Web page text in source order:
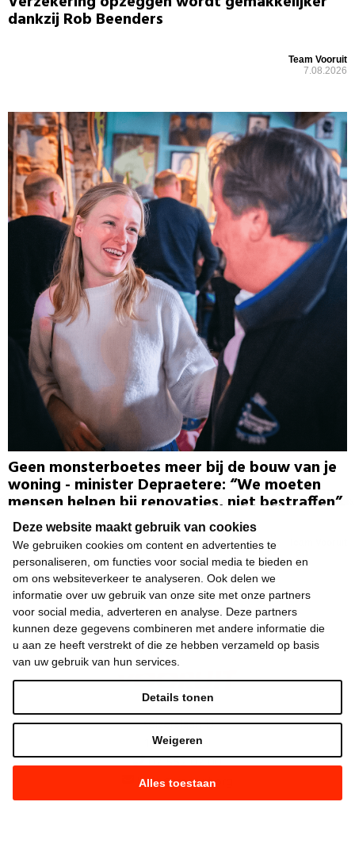
Deze website maakt gebruik van cookies
We gebruiken cookies om content en advertenties te
personaliseren, om functies voor social media te bieden en
om ons websiteverkeer te analyseren. Ook delen we
informatie over uw gebruik van onze site met onze partners
voor social media, adverteren en analyse. Deze partners
kunnen deze gegevens combineren met andere informatie die
u aan ze heeft verstrekt of die ze hebben verzameld op basis
van uw gebruik van hun services.
Alles toestaan
Weigeren
Details tonen
dankzij Rob Beenders
Team Vooruit
7.08.2026
Geen monsterboetes meer bij de bouw van je
woning - minister Depraetere: “We moeten
mensen helpen bij renovaties, niet bestraffen”
Keizerslaan 13
1000 Brussel
02 552 02 00
hallo@vooruit.org